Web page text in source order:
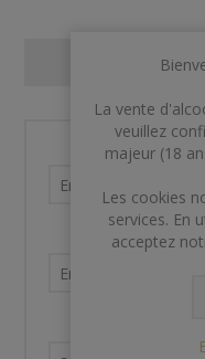
La vente
veuillez
majeur (18
Les cookies
services. En
acceptez